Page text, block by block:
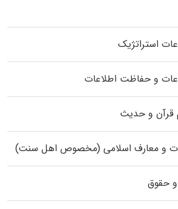
استراتژیک
و حفاظت اطلاعات
قرآن و حدیث
و معارف اسلامی (مخصوص اهل سنت)
و حقوق